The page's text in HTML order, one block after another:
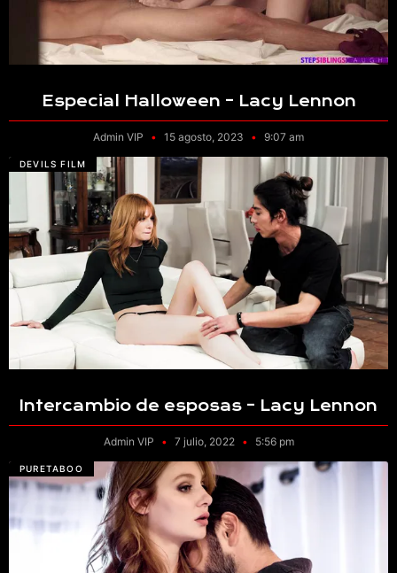
Especial Halloween – Lacy Lennon
Admin VIP 15 agosto, 2023 9:07 am
DEVILS FILM
Intercambio de esposas – Lacy Lennon
Admin VIP 7 julio, 2022 5:56 pm
PURETABOO